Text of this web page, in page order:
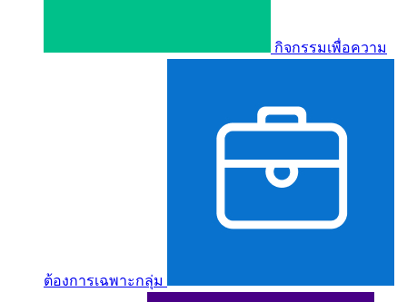
กิจกรรมเพื่อความ
ต้องการเฉพาะกลุ่ม